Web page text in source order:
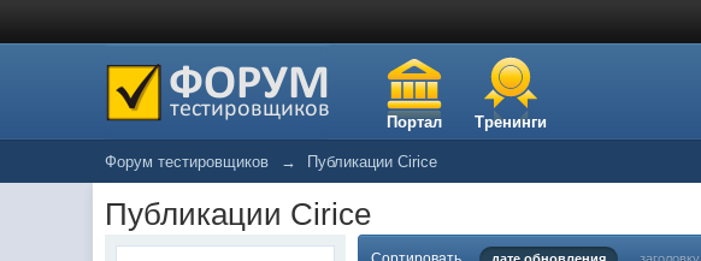
Портал Тренинги
Форум тестировщиков → Публикации Cirice
Публикации Cirice